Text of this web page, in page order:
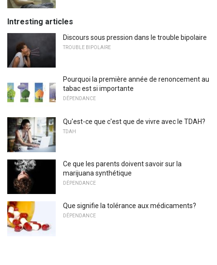
Intresting articles
Discours sous pression dans le trouble bipolaire
TROUBLE BIPOLAIRE
Pourquoi la première année de renoncement au
tabac est si importante
DÉPENDANCE
Qu'est-ce que c'est que de vivre avec le TDAH?
TDAH
Ce que les parents doivent savoir sur la
marijuana synthétique
DÉPENDANCE
Que signifie la tolérance aux médicaments?
DÉPENDANCE